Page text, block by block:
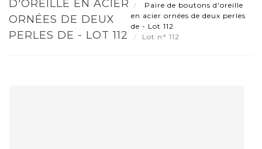
D'OREILLE EN ACIER
ORNÉES DE DEUX
PERLES DE - LOT 112
Paire de boutons d'oreille
en acier ornées de deux perles
de - Lot 112
Lot n° 112